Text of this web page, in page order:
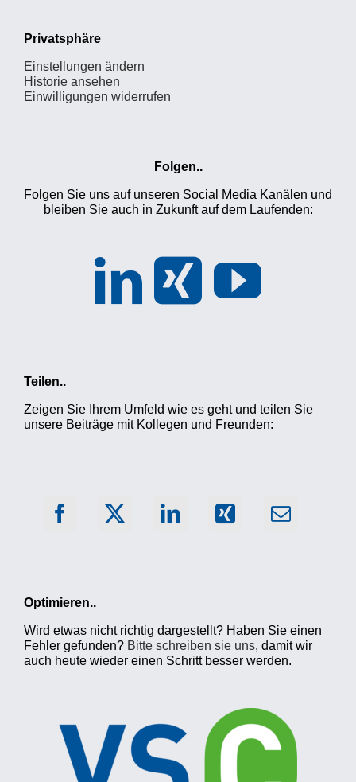
Privatsphäre
Einstellungen ändern
Historie ansehen
Einwilligungen widerrufen
Folgen..
Folgen Sie uns auf unseren Social Media Kanälen und
bleiben Sie auch in Zukunft auf dem Laufenden:
Teilen..
Zeigen Sie Ihrem Umfeld wie es geht und teilen Sie
unsere Beiträge mit Kollegen und Freunden:
Optimieren..
Wird etwas nicht richtig dargestellt? Haben Sie einen
Fehler gefunden? Bitte schreiben sie uns, damit wir
auch heute wieder einen Schritt besser werden.